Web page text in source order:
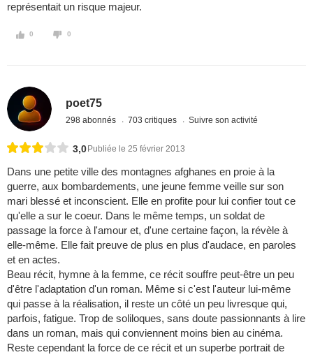
représentait un risque majeur.
0 0
poet75
298 abonnés 703 critiques Suivre son activité
3,0 Publiée le 25 février 2013
Dans une petite ville des montagnes afghanes en proie à la
guerre, aux bombardements, une jeune femme veille sur son
mari blessé et inconscient. Elle en profite pour lui confier tout ce
qu'elle a sur le coeur. Dans le même temps, un soldat de
passage la force à l'amour et, d'une certaine façon, la révèle à
elle-même. Elle fait preuve de plus en plus d'audace, en paroles
et en actes.
Beau récit, hymne à la femme, ce récit souffre peut-être un peu
d'être l'adaptation d'un roman. Même si c'est l'auteur lui-même
qui passe à la réalisation, il reste un côté un peu livresque qui,
parfois, fatigue. Trop de soliloques, sans doute passionnants à lire
dans un roman, mais qui conviennent moins bien au cinéma.
Reste cependant la force de ce récit et un superbe portrait de